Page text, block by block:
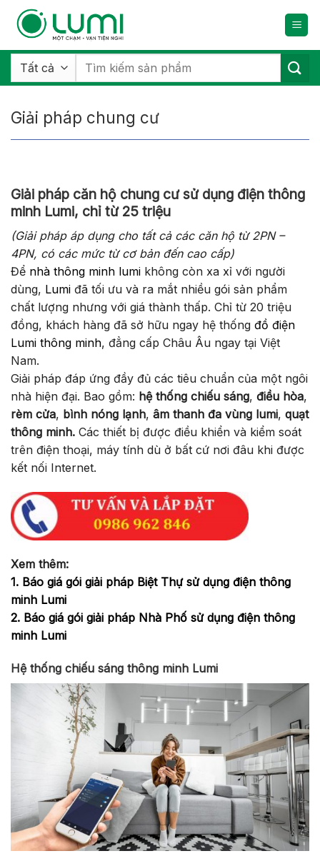
qua
dung
Tìm
Giải pháp chung cư
Giải pháp căn hộ chung cư sử dụng điện thông
minh Lumi, chỉ từ 25 triệu
(Giải pháp áp dụng cho tất cả các căn hộ từ 2PN –
4PN, có các mức từ cơ bản đến cao cấp)
Để nhà thông minh lumi không còn xa xỉ với người
dùng, Lumi đã tối ưu và ra mắt nhiều gói sản phẩm
chất lượng nhưng với giá thành thấp. Chỉ từ 20 triệu
đồng, khách hàng đã sở hữu ngay hệ thống đồ điện
Lumi thông minh, đẳng cấp Châu Âu ngay tại Việt
Nam.
Giải pháp đáp ứng đầy đủ các tiêu chuẩn của một ngôi
nhà hiện đại. Bao gồm: hệ thống chiếu sáng, điều hòa,
rèm cửa, bình nóng lạnh, âm thanh đa vùng lumi, quạt
thông minh. Các thiết bị được điều khiển và kiểm soát
trên điện thoại, máy tính dù ở bất cứ nơi đâu khi được
kết nối Internet.
Xem thêm:
1. Báo giá gói giải pháp Biệt Thự sử dụng điện thông
minh Lumi
2. Báo giá gói giải pháp Nhà Phố sử dụng điện thông
minh Lumi
Hệ thống chiếu sáng thông minh Lumi